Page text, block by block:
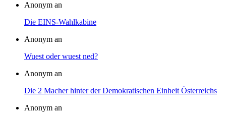
Anonym an
Die EINS-Wahlkabine
Anonym an
Wuest oder wuest ned?
Anonym an
Die 2 Macher hinter der Demokratischen Einheit Österreichs
Anonym an